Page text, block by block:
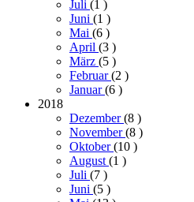
Juli (1 )
Juni (1 )
Mai (6 )
April (3 )
März (5 )
Februar(2 )
Januar(6 )
2018
Dezember(8 )
November(8 )
Oktober(10 )
August (1 )
Juli (7 )
Juni (5 )